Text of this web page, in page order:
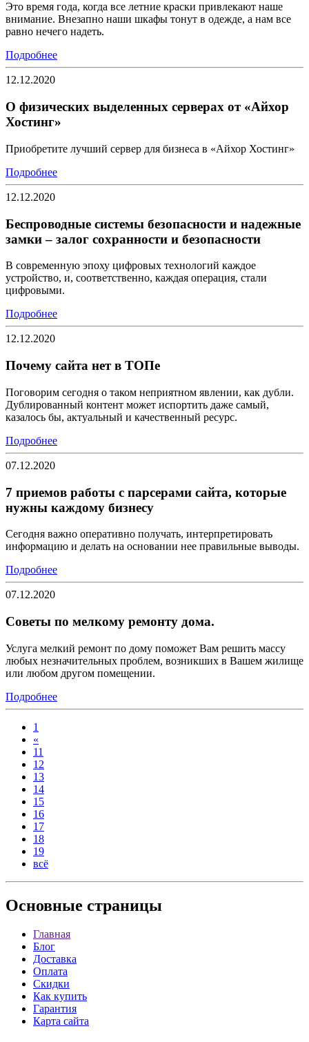
Это время года, когда все летние краски привлекают наше
внимание. Внезапно наши шкафы тонут в одежде, а нам все
равно нечего надеть.
Подробнее
12.12.2020
О физических выделенных серверах от «Айхор
Хостинг»
Приобретите лучший сервер для бизнеса в «Айхор Хостинг»
Подробнее
12.12.2020
Беспроводные системы безопасности и надежные
замки – залог сохранности и безопасности
В современную эпоху цифровых технологий каждое
устройство, и, соответственно, каждая операция, стали
цифровыми.
Подробнее
12.12.2020
Почему сайта нет в ТОПе
Поговорим сегодня о таком неприятном явлении, как дубли.
Дублированный контент может испортить даже самый,
казалось бы, актуальный и качественный ресурс.
Подробнее
07.12.2020
7 приемов работы с парсерами сайта, которые
нужны каждому бизнесу
Сегодня важно оперативно получать, интерпретировать
информацию и делать на основании нее правильные выводы.
Подробнее
07.12.2020
Советы по мелкому ремонту дома.
Услуга мелкий ремонт по дому поможет Вам решить массу
любых незначительных проблем, возникших в Вашем жилище
или любом другом помещении.
Подробнее
1
«
11
12
13
14
15
16
17
18
19
всё
Основные страницы
Главная
Блог
Доставка
Оплата
Скидки
Как купить
Гарантия
Карта сайта